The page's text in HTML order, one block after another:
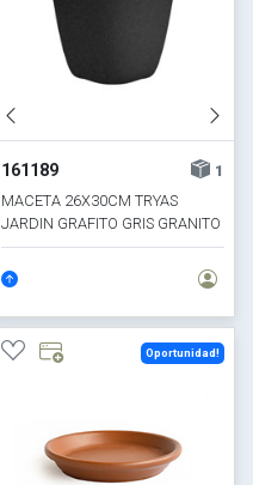
161189
1
MACETA 26X30CM TRYAS
JARDIN GRAFITO GRIS GRANITO
OSCURO
Oportunidad!